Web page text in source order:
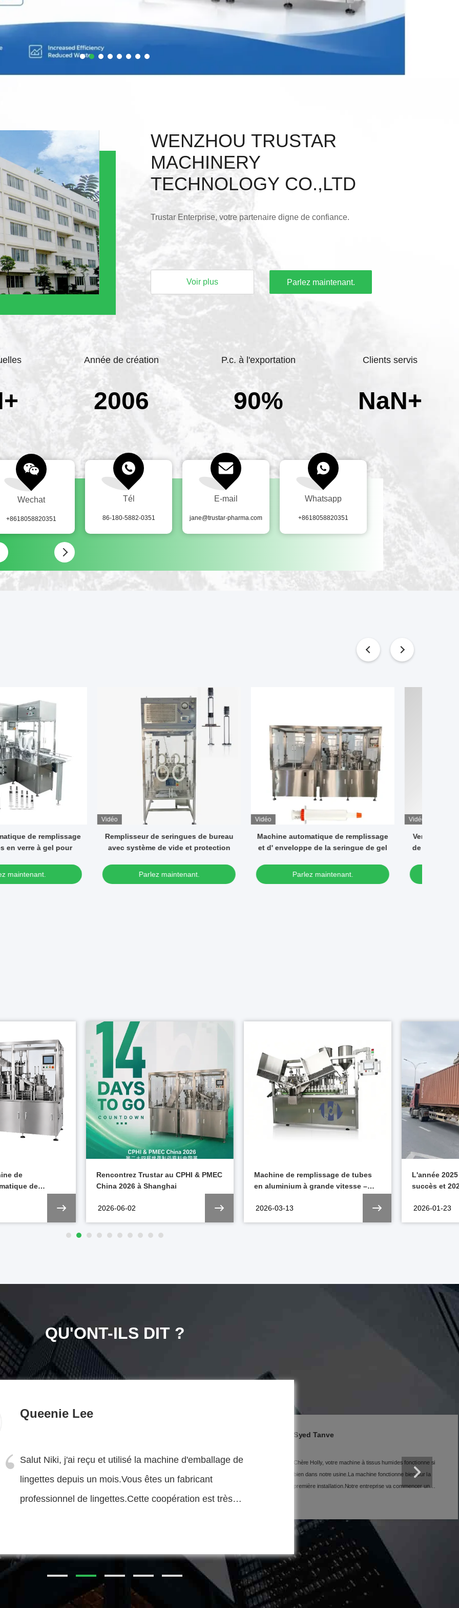
WENZHOU TRUSTAR
MACHINERY
TECHNOLOGY CO.,LTD
Trustar Enterprise, votre partenaire digne de confiance.
Voir plus Parlez maintenant.
Année de création
2006
P.c. à l'exportation
90%
Clients servis
NaN+
Wechat
+8618058820351
Tél
86-180-5882-0351
E-mail
jane@trustar-pharma.com
Whatsapp
+8618058820351
de seringues de bureau
de vide et protection
Parlez maintenant.
Machine automatique de remplissage
et d' enveloppe de la seringue de gel
Parlez maintenant.
Vidéo
Vente à chaud machine automatique
de remplissage de tubes et de crème
Parlez maintenant.
de
de
Rencontrez Trustar au CPHI & PMEC
China 2026 à Shanghai
2026-06-02
Machine de remplissage de tubes
en aluminium à grande vitesse –
les emballages cosmétiques,
2026-03-13
L'année
succès et
2026-01-23
QU'ONT-ILS DIT ?
Syed Tanve
Chère Holly, votre machine à tissus humides fonctionne si
bien dans notre usine.La machine fonctionne bien sur la
première installation.Notre entreprise va commencer un
Nimra Zahoor
Bonjour Holly, c'est la meilleure machine à cartonner que j'ai
achetée jusqu'à présent.